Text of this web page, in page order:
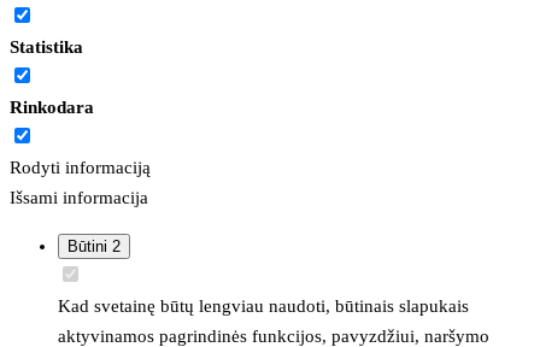
Statistika
Rinkodara
Rodyti informaciją
Išsami informacija
Būtini 2
Kad svetainę būtų lengviau naudoti, būtinais slapukais
aktyvinamos pagrindinės funkcijos, pavyzdžiui, naršymo